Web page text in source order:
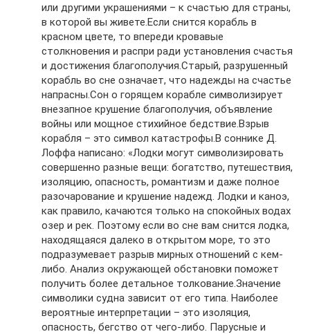
или другими украшениями – к счастью для страны,
в которой вы живете.Если снится корабль в
красном цвете, то впереди кровавые
столкновения и распри ради установления счастья
и достижения благополучия.Старый, разрушенный
корабль во сне означает, что надежды на счастье
напрасны.Сон о горящем корабле символизирует
внезапное крушение благополучия, объявление
войны или мощное стихийное бедствие.Взрыв
корабля – это символ катастрофы.В соннике Д.
Лоффа написано: «Лодки могут символизировать
совершенно разные вещи: богатство, путешествия,
изоляцию, опасность, романтизм и даже полное
разочарование и крушение надежд. Лодки и каноэ,
как правило, качаются только на спокойных водах
озер и рек. Поэтому если во сне вам снится лодка,
находящаяся далеко в открытом море, то это
подразумевает разрыв мирных отношений с кем-
либо. Анализ окружающей обстановки поможет
получить более детальное толкование.Значение
символики судна зависит от его типа. Наиболее
вероятные интерпретации – это изоляция,
опасность, бегство от чего-либо. Парусные и